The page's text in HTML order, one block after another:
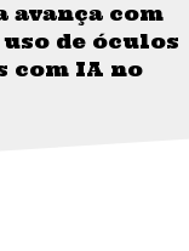
avança com
de óculos
com IA no